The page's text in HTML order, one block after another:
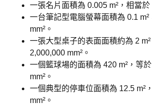
一張名片面積為 0.005 m²，相當於
一台筆記型電腦螢幕面積為 0.1
mm²。
一張大型桌子的表面面積約為 2
2,000,000 mm²。
一個籃球場的面積為 420 m²，等
mm²。
一個典型的停車位面積為 12.5 m²
mm²。